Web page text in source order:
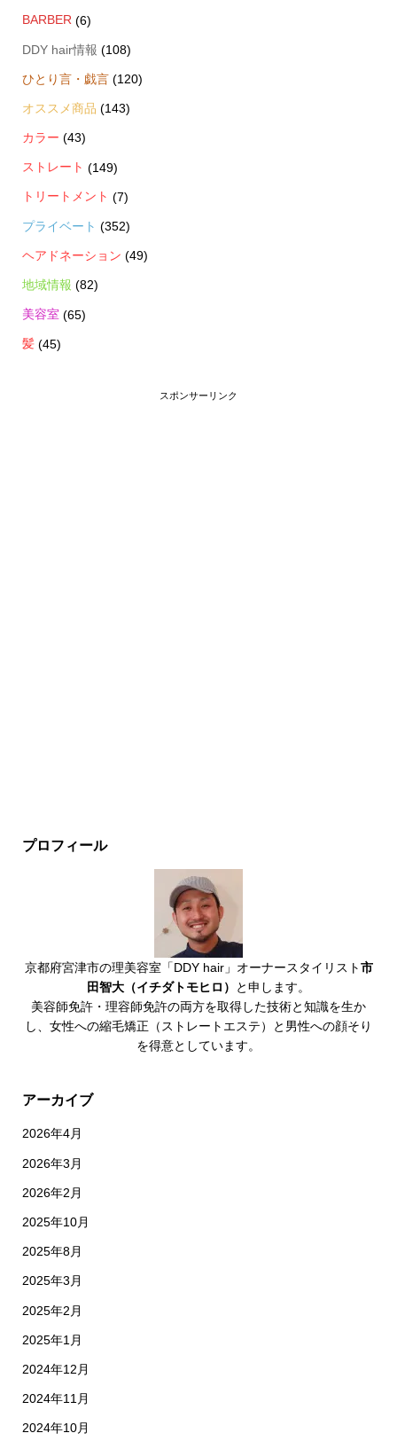
BARBER(6)
DDY hair情報 (108)
ひとり言・戯言(120)
オススメ商品 (143)
カラー (43)
ストレート (149)
トリートメント (7)
プライベート (352)
ヘアドネーション (49)
地域情報 (82)
美容室 (65)
髪(45)
スポンサーリンク
プロフィール
京都府宮津市の理美容室「DDY hair」オーナースタイリスト市
田智大（イチダトモヒロ）
と申します。
美容師免許・理容師免許の両方を取得した技術と知識を生か
し、女性への縮毛矯正（ストレートエステ）と男性への顔そり
を得意としています。
アーカイブ
2026年4月
2026年3月
2026年2月
2025年10月
2025年8月
2025年3月
2025年2月
2025年1月
2024年12月
2024年11月
2024年10月